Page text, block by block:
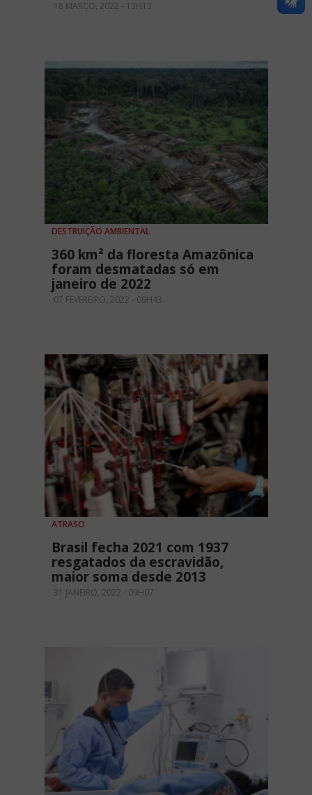
18 MARÇO, 2022 - 13H13
DESTRUIÇÃO AMBIENTAL
360 km² da floresta Amazônica
foram desmatadas só em
janeiro de 2022
07 FEVEREIRO, 2022 - 09H43
ATRASO
Brasil fecha 2021 com 1937
resgatados da escravidão,
maior soma desde 2013
31 JANEIRO, 2022 - 09H07